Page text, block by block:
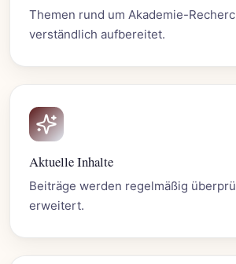
Themen rund um Akademie-
verständlich aufbereitet.
Aktuelle Inhalte
Beiträge werden regelmäßig
erweitert.